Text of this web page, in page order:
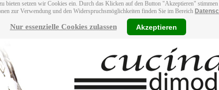
bieten setzen wir Cookies ein. Durch das Klicken auf den Button "Akzeptieren"
zur Verwendung und den Widerspruchsmöglichkeiten finden Sie im Bereich
Nur essenzielle Cookies zulassen Akzeptieren